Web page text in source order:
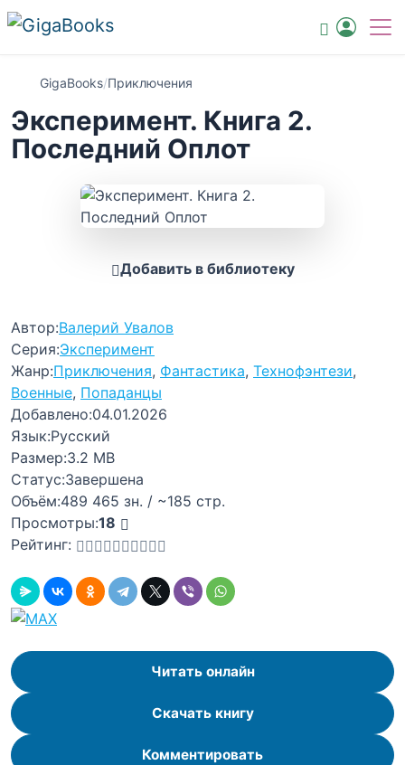
GigaBooks/Приключения
Эксперимент. Книга 2.
Последний Оплот
Добавить в библиотеку
Автор:Валерий Увалов
Серия:Эксперимент
Жанр:Приключения, Фантастика, Технофэнтези,
Военные, Попаданцы
Добавлено:04.01.2026
Язык:Русский
Размер:3.2 MB
Статус:Завершена
Объём:489 465 зн. / ~185 стр.
Просмотры:18
Рейтинг:
Читать онлайн
Скачать книгу
Комментировать